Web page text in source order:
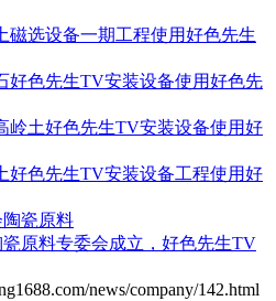
磁选设备一期工程使用好色先生
好色先生TV安装设备使用好色先
岭土好色先生TV安装设备使用好
好色先生TV安装设备工程使用好
陶瓷原料
原料专委会成立，好色先生TV
news/company/142.html